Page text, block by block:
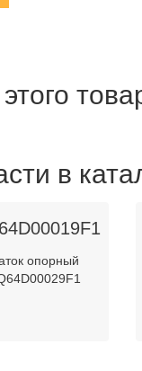
в
опорный